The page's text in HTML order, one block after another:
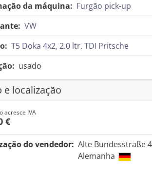
da máquina: Furgão pick-up
VW
T5 Doka 4x2, 2.0 ltr. TDI Pritsche
usado
e localização
acresce IVA
€
do vendedor: Alte Bundesstraße
Alemanha